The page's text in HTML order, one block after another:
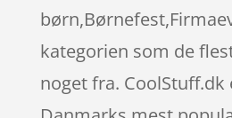
kategorien som de
noget fra. CoolStuff.dk